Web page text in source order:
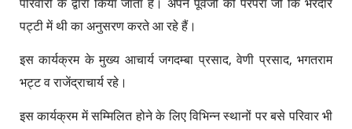
पट्टी में थी का अनुसरण करते आ रहे हैं।
इस कार्यक्रम के मुख्य आचार्य जगदम्बा प्रसाद, वेणी प्रसाद, भगतराम
भट्ट व राजेंद्राचार्य रहे।
इस कार्यक्रम में सम्मिलित होने के लिए विभिन्न स्थानों पर बसे परिवार भी